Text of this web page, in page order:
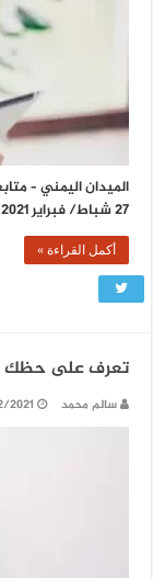
الميدان اليمني –
27 شباط/ فبراير 2021؟ وماذا يخبئ لك …
أكمل القراءة »
تعرف على حظك من عالم
سالم محمد 2021